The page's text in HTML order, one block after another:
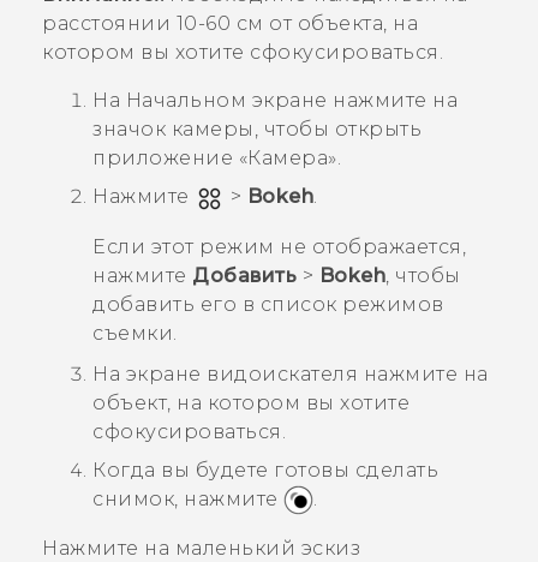
расстоянии 10-60 см от объекта, на
котором вы хотите сфокусироваться.
На Начальном экране нажмите на
значок камеры, чтобы открыть
приложение «Камера».
Нажмите
> Bokeh.
Если этот режим не отображается,
нажмите Добавить > Bokeh , чтобы
добавить его в список режимов
съемки.
На экране видоискателя нажмите на
объект, на котором вы хотите
сфокусироваться.
Когда вы будете готовы сделать
снимок, нажмите
Нажмите на маленький эскиз